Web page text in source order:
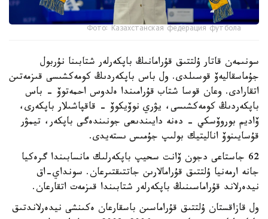
Фото: Казахстанская федерация футбола
سونىمەن قاتار ۇلتتىق قۇرامانىڭ باپكەرلەر شتابىنا نۇربول
جۇماسقاليەۆ قوسىلدى. ول باس باپكەردىڭ كومەكشىسى قىزمەتىن
اتقارادى. وعان قوسا شتاب قۇرامىندا ەلدوس احمەتوۆ - باس
باپكەردىڭ كومەكشىسى، يۋري نوۆيكوۆ - قاقپاشىلار باپكەرى،
ۆاديم بوروۆسكي - دەنە دايىندىعى جونىندەگى باپكەر، تيمۋر
قۇسايىنوۆ اناليتيك بولىپ جۇمىس ىستەيدى.
62 جاستاعى دجون ۆانت سحيپ باپكەرلىك مانسابىندا گرەكيا
جانە ارمەنيا ۇلتتىق قۇرامالارىن جاتتىقتىرعان. سونداي-اق
نيدەرلاند قۇراماسىنىڭ باپكەرلەر شتابىندا قىزمەت اتقارعان.
ول قازاقستان ۇلتتىق قۇراماسىن باسقارعان ەكىنشى نيدەرلاندتىق